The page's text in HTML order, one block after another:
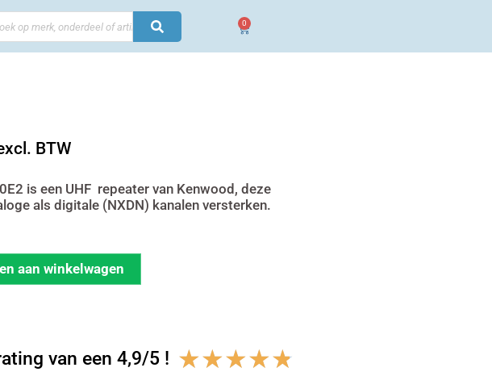
0
Winkelwagen
BTW
is een UHF repeater van Kenwood, deze
als digitale (NXDN) kanalen versterken.
aan winkelwagen
van een 4,9/5 ! ★★★★★